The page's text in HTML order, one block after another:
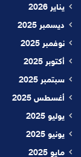
يناير 2026
ديسمبر 2025
نوفمبر 2025
أكتوبر 2025
سبتمبر 2025
أغسطس 2025
يوليو 2025
يونيو 2025
مايو 2025